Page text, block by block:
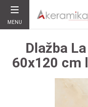
MENU
Dlažba
60x120 cm